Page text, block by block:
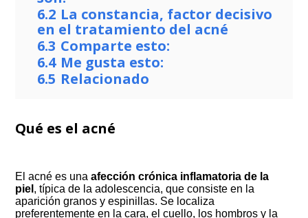
6.2 La constancia, factor decisivo
en el tratamiento del acné
6.3 Comparte esto:
6.4 Me gusta esto:
6.5 Relacionado
Qué es el acné
El acné es unaafección crónica inflamatoria de la
piel , típica de la adolescencia, que consiste en la
aparición granos y espinillas. Se localiza
preferentemente en la cara, el cuello, los hombros y la